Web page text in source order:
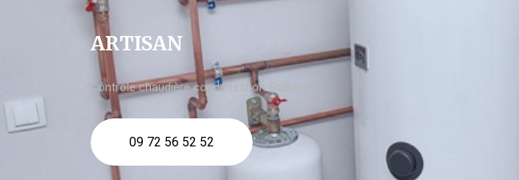
ARTISAN
Contrôle chaudière condensation Guipavas
09 72 56 52 52